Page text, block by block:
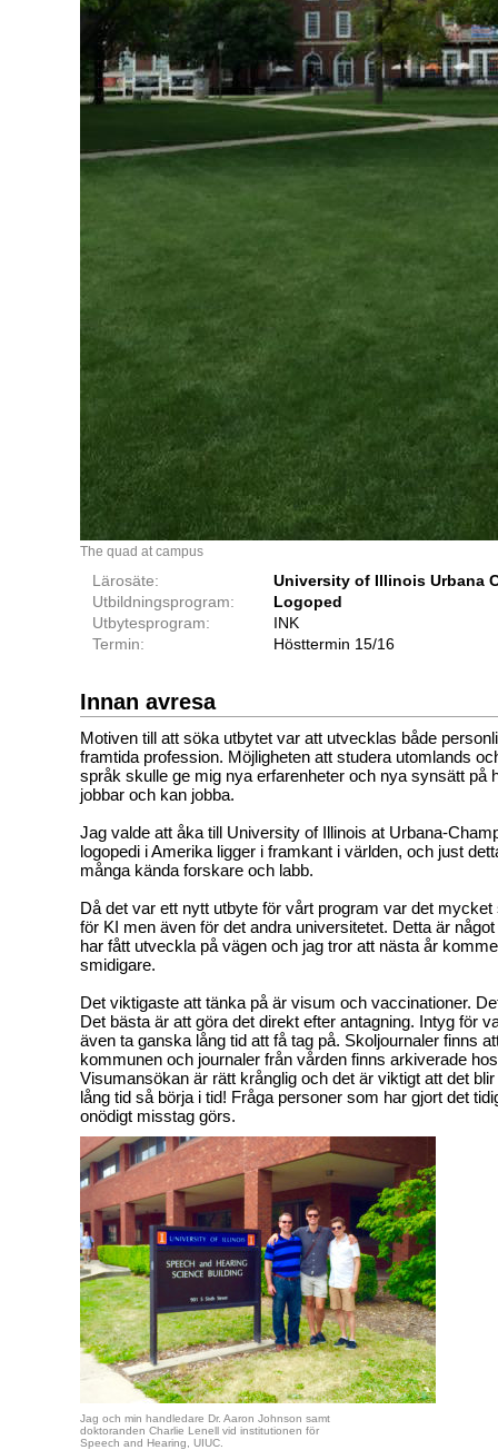
The quad at campus
Lärosäte:
University of Illinois Urbana
Utbildningsprogram:
Logoped
Utbytesprogram:
INK
Termin:
Hösttermin 15/16
Innan avresa
Motiven till att söka utbytet var att utvecklas både
framtida profession. Möjligheten att studera utomlands
språk skulle ge mig nya erfarenheter och nya synsätt på
jobbar och kan jobba.
Jag valde att åka till University of Illinois at Urbana-
logopedi i Amerika ligger i framkant i världen, och just
många kända forskare och labb.
Då det var ett nytt utbyte för vårt program var det
för KI men även för det andra universitetet. Detta är
har fått utveckla på vägen och jag tror att nästa år
smidigare.
Det viktigaste att tänka på är visum och vaccinationer.
Det bästa är att göra det direkt efter antagning. Intyg för
även ta ganska lång tid att få tag på. Skoljournaler finns
kommunen och journaler från vården finns arkiverade
Visumansökan är rätt krånglig och det är viktigt att det
lång tid så börja i tid! Fråga personer som har gjort det
onödigt misstag görs.
Jag och min handledare Dr. Aaron Johnson samt
doktoranden Charlie Lenell vid institutionen för
Speech and Hearing, UIUC.